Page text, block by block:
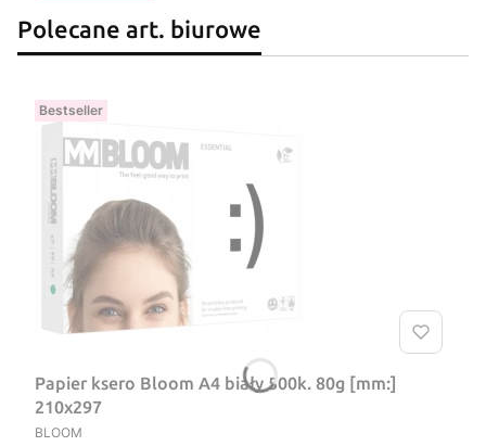
Polecane art. biurowe
Bestseller
Papier ksero Bloom A4 biały 500k. 80g [mm:]
210x297
PRODUCENT
BLOOM